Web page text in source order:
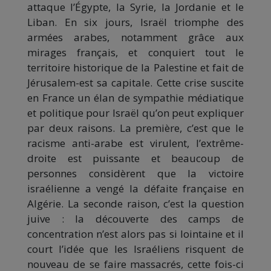
attaque l’Égypte, la Syrie, la Jordanie et le
Liban. En six jours, Israël triomphe des
armées arabes, notamment grâce aux
mirages français, et conquiert tout le
territoire historique de la Palestine et fait de
Jérusalem-est sa capitale. Cette crise suscite
en France un élan de sympathie médiatique
et politique pour Israël qu’on peut expliquer
par deux raisons. La première, c’est que le
racisme anti-arabe est virulent, l’extrême-
droite est puissante et beaucoup de
personnes considèrent que la victoire
israélienne a vengé la défaite française en
Algérie. La seconde raison, c’est la question
juive : la découverte des camps de
concentration n’est alors pas si lointaine et il
court l’idée que les Israéliens risquent de
nouveau de se faire massacrés, cette fois-ci